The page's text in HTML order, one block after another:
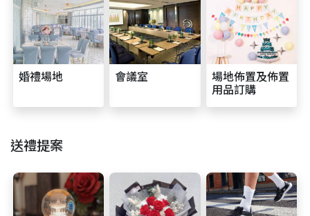
婚禮場地 會議室 場地佈置及佈置
用品訂購
送禮提案